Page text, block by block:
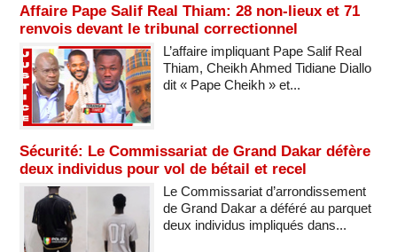
Affaire Pape Salif Real Thiam: 28 non-lieux et 71
renvois devant le tribunal correctionnel
L’affaire impliquant Pape Salif Real
Thiam, Cheikh Ahmed Tidiane Diallo
dit « Pape Cheikh » et...
Sécurité: Le Commissariat de Grand Dakar défère
deux individus pour vol de bétail et recel
Le Commissariat d’arrondissement
de Grand Dakar a déféré au parquet
deux individus impliqués dans...